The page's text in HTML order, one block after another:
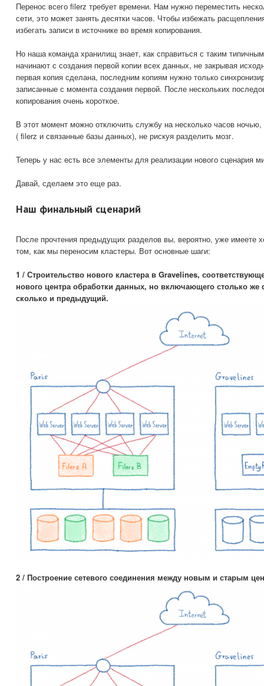
Перенос всего filerz требует времени. Нам нужно переместить
сети, это может занять десятки часов. Чтобы избежать
избегать записи в источнике во время копирования.
Но наша команда хранилищ знает, как справиться с таким
начинают с создания первой копии всех данных, не закрывая
первая копия сделана, последним копиям нужно только
записанные с момента создания первой. После нескольких
копирования очень короткое.
В этот момент можно отключить службу на несколько часов
( filerz и связанные базы данных), не рискуя разделить мозг.
Теперь у нас есть все элементы для реализации нового сценария
Давай, сделаем это еще раз.
Наш финальный сценарий
После прочтения предыдущих разделов вы, вероятно, уже имеете
том, как мы переносим кластеры. Вот основные шаги:
1 / Строительство нового кластера в Gravelines,
нового центра обработки данных, но включающего столько
сколько и предыдущий.
2 / Построение сетевого соединения между новым и старым